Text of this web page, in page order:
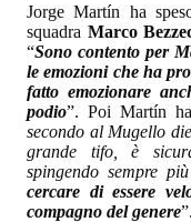
Jorge Martín ha
squadra Marco
“Sono contento per
le emozioni che ha
fatto emozionare
podio”. Poi Martín
secondo al Mugello
grande tifo, è
spingendo sempre
cercare di essere
compagno del genere”.